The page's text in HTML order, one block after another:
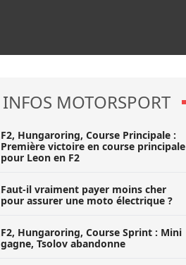
INFOS MOTORSPORT
F2, Hungaroring, Course Principale :
Première victoire en course principale
pour Leon en F2
Faut-il vraiment payer moins cher
pour assurer une moto électrique ?
F2, Hungaroring, Course Sprint : Mini
gagne, Tsolov abandonne